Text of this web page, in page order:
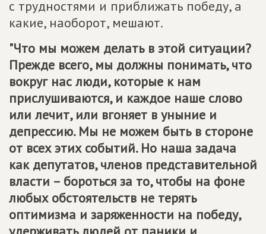
с трудностями и приближать победу, а
какие, наоборот, мешают.
"Что мы можем делать в этой ситуации?
Прежде всего, мы должны понимать, что
вокруг нас люди, которые к нам
прислушиваются, и каждое наше слово
или лечит, или вгоняет в уныние и
депрессию. Мы не можем быть в стороне
от всех этих событий. Но наша задача
как депутатов, членов представительной
власти – бороться за то, чтобы на фоне
любых обстоятельств не терять
оптимизма и заряженности на победу,